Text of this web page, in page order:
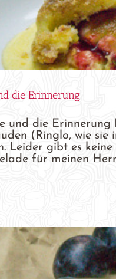
die Erinnerung
und die
(Ringlo, wie
Leider gibt es
für meinen